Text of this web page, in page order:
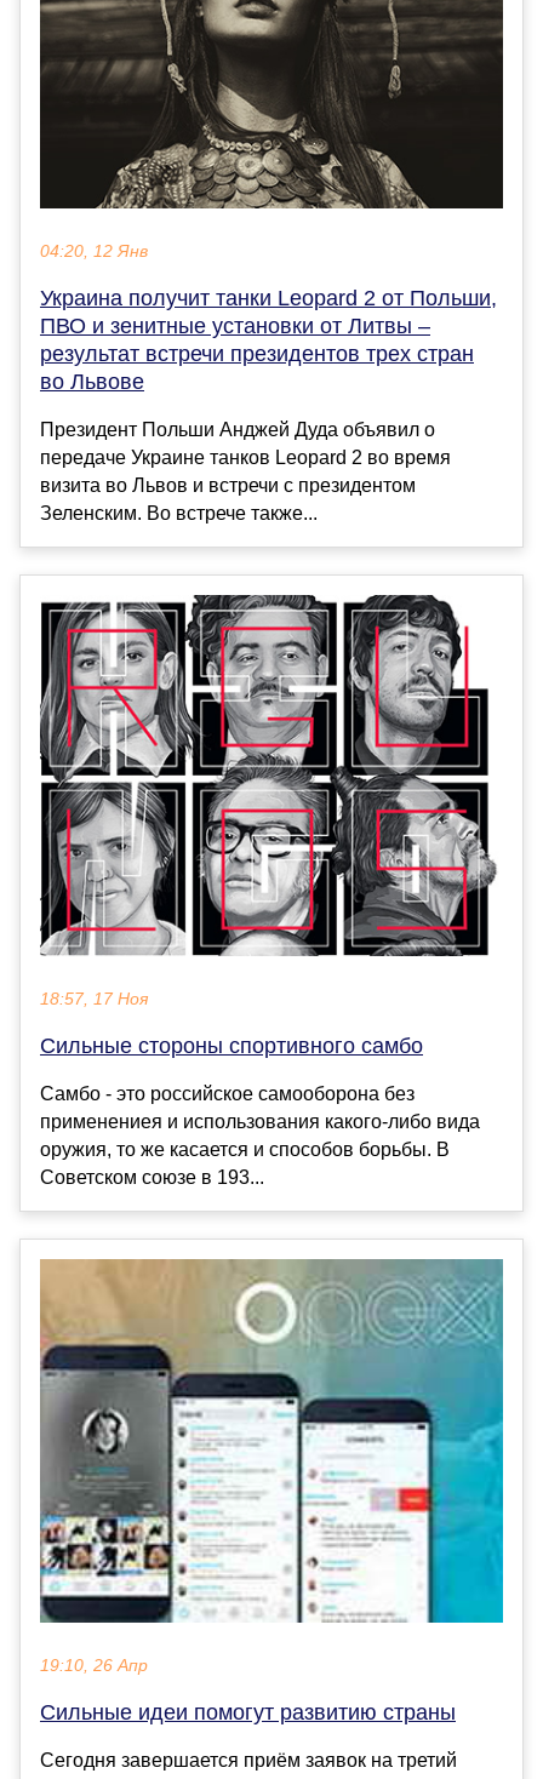
04:20, 12 Янв
Украина получит танки Leopard 2 от Польши,
ПВО и зенитные установки от Литвы –
результат встречи президентов трех стран
во Львове
Президент Польши Анджей Дуда объявил о
передаче Украине танков Leopard 2 во время
визита во Львов и встречи с президентом
Зеленским. Во встрече также...
18:57, 17 Ноя
Сильные стороны спортивного самбо
Самбо - это российское самооборона без
применениея и использования какого-либо вида
оружия, то же касается и способов борьбы. В
Советском союзе в 193...
19:10, 26 Апр
Сильные идеи помогут развитию страны
Сегодня завершается приём заявок на третий